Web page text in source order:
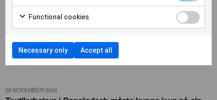
20 NOVEMBER 2024
Functional cookies
Necessary only Accept all